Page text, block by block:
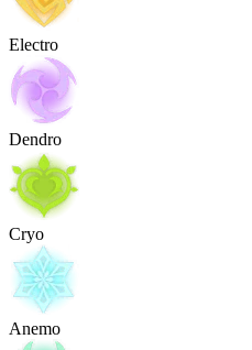
Electro
Dendro
Cryo
Anemo